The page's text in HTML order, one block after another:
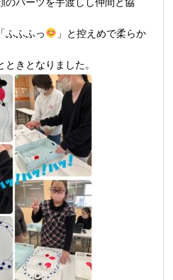
ふふふっ
」と控えめで柔らか
きとなりました。